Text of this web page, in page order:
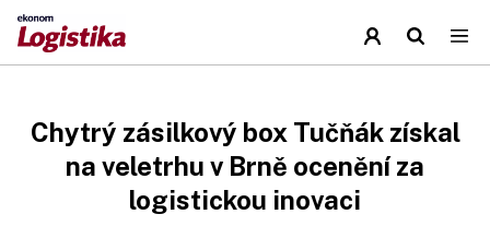
Chytrý zásilkový box Tučňák získal
na veletrhu v Brně ocenění za
logistickou inovaci